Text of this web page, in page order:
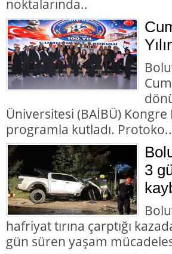
noktalarında..
Üniversitesi (BAİBÜ)
programla kutladı. Protoko..
3
hafriyat tırına çarptığı
gün süren yaşam